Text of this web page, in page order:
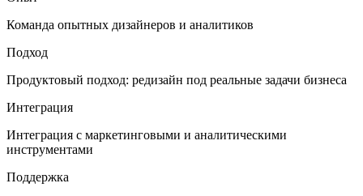
Команда опытных дизайнеров и аналитиков
Подход
Продуктовый подход: редизайн под реальные задачи бизнеса
Интеграция
Интеграция с маркетинговыми и аналитическими
инструментами
Поддержка